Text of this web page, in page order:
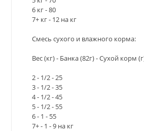
6 кг - 80
7+ кг - 12 на кг
Смесь сухого и влажного корма:
Вес (кг) - Банка (82г) - Сухой корм
2 - 1/2 - 25
3 - 1/2 - 35
4 - 1/2 - 45
5 - 1/2 - 55
6 - 1 - 55
7+ - 1 - 9 на кг